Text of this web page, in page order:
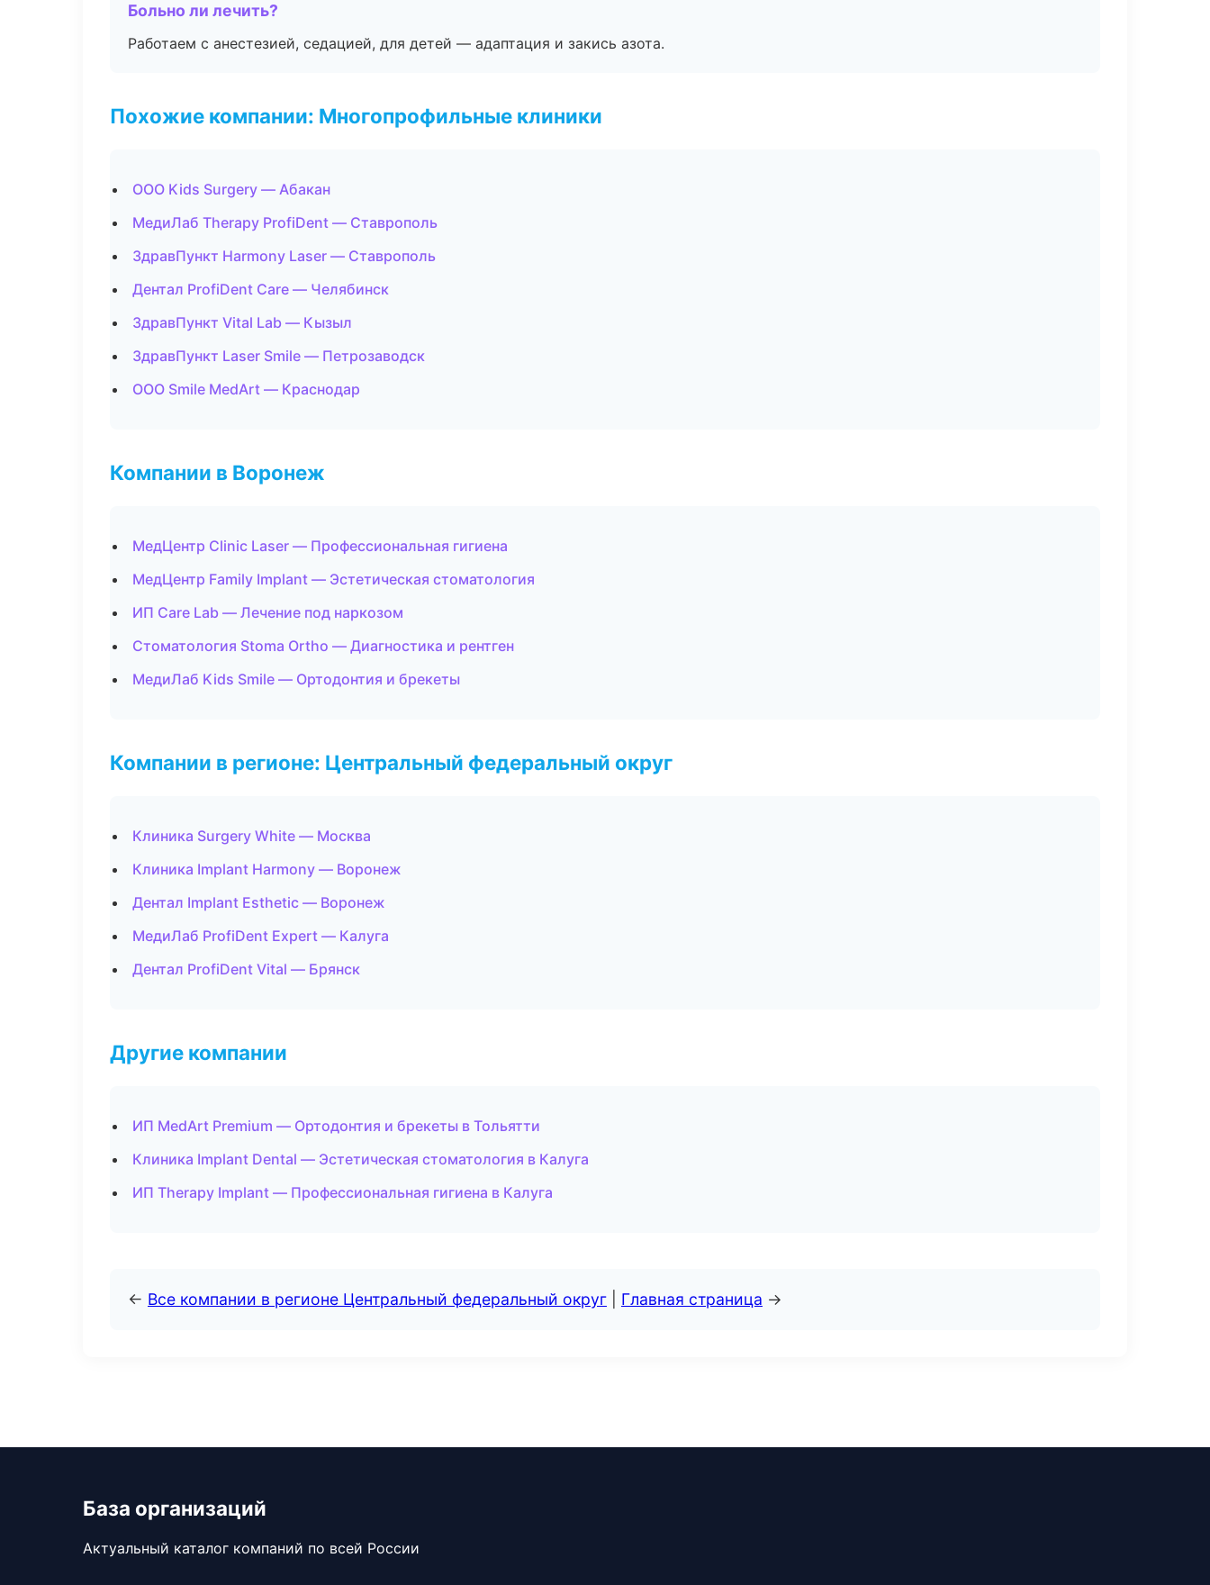
Больно ли лечить?
Работаем с анестезией, седацией, для детей — адаптация и закись азота.
Похожие компании: Многопрофильные клиники
ООО Kids Surgery — Абакан
МедиЛаб Therapy ProfiDent — Ставрополь
ЗдравПункт Harmony Laser — Ставрополь
Дентал ProfiDent Care — Челябинск
ЗдравПункт Vital Lab — Кызыл
ЗдравПункт Laser Smile — Петрозаводск
ООО Smile MedArt — Краснодар
Компании в Воронеж
МедЦентр Clinic Laser — Профессиональная гигиена
МедЦентр Family Implant — Эстетическая стоматология
ИП Care Lab — Лечение под наркозом
Стоматология Stoma Ortho — Диагностика и рентген
МедиЛаб Kids Smile — Ортодонтия и брекеты
Компании в регионе: Центральный федеральный округ
Клиника Surgery White — Москва
Клиника Implant Harmony — Воронеж
Дентал Implant Esthetic — Воронеж
МедиЛаб ProfiDent Expert — Калуга
Дентал ProfiDent Vital — Брянск
Другие компании
ИП MedArt Premium — Ортодонтия и брекеты в Тольятти
Клиника Implant Dental — Эстетическая стоматология в Калуга
ИП Therapy Implant — Профессиональная гигиена в Калуга
← Все компании в регионе Центральный федеральный округ Главная страница →
База организаций
Актуальный каталог компаний по всей России